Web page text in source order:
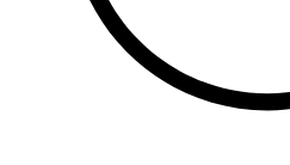
107,5 FM
Биләр